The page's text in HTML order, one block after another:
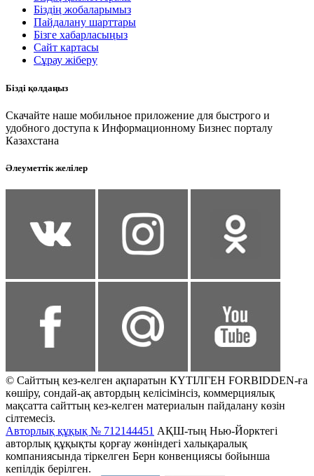
Біздің жобаларымыз
Пайдалану шарттары
Бізге хабарласыңыз
Сайт картасы
Сұрау жіберу
Бізді қолдаңыз
Скачайте наше мобильное приложение для быстрого и
удобного доступа к Информационному Бизнес порталу
Казахстана
Әлеуметтік желілер
© Сайттың кез-келген ақпаратын КҮТІЛГЕН FORBIDDEN-ға
көшіру, сондай-ақ автордың келісімінсіз, коммерциялық
мақсатта сайттың кез-келген материалын пайдалану көзін
сілтемесіз.
Авторлық құқық № 712144451 АҚШ-тың Нью-Йорктегі
авторлық құқықты қорғау жөніндегі халықаралық
компаниясында тіркелген Берн конвенциясы бойынша
кепілдік берілген.